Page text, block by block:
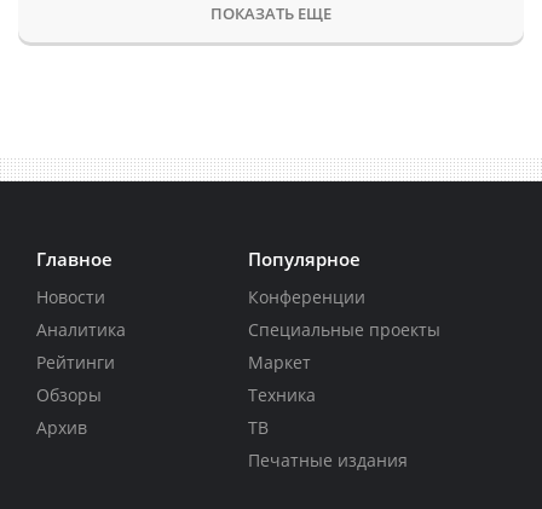
ПОКАЗАТЬ ЕЩЕ
Главное
Новости
Аналитика
Рейтинги
Обзоры
Архив
Популярное
Конференции
Специальные проекты
Маркет
Техника
ТВ
Печатные издания